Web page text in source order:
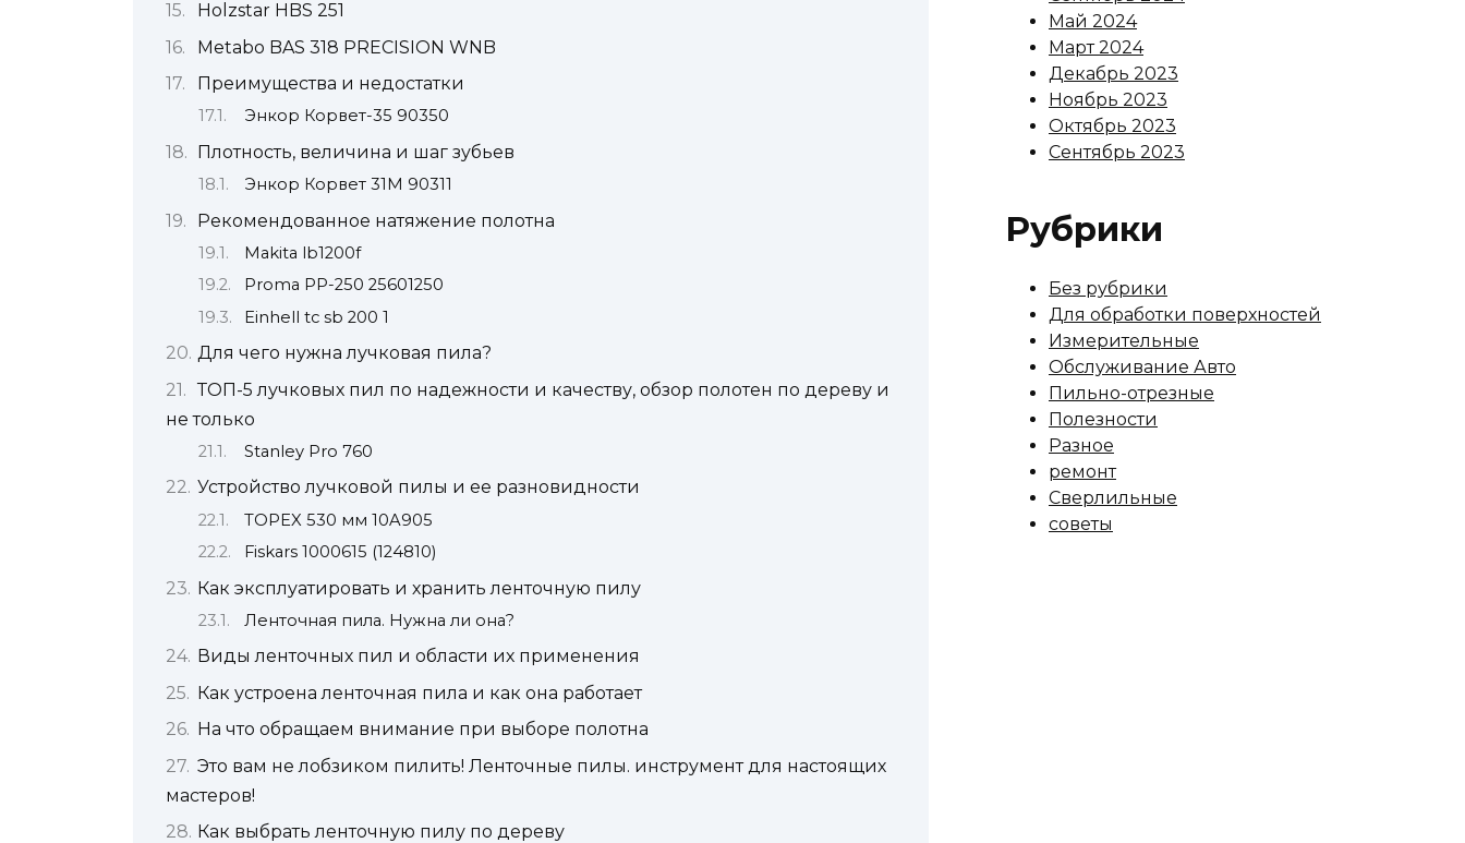
Holzstar HBS 251
Metabo BAS 318 PRECISION WNB
Преимущества и недостатки
Энкор Корвет-35 90350
Плотность, величина и шаг зубьев
Энкор Корвет 31М 90311
Рекомендованное натяжение полотна
Makita lb1200f
Proma PP-250 25601250
Einhell tc sb 200 1
Для чего нужна лучковая пила?
ТОП-5 лучковых пил по надежности и качеству, обзор полотен по дереву и
не только
Stanley Pro 760
Устройство лучковой пилы и ее разновидности
TOPEX 530 мм 10A905
Fiskars 1000615 (124810)
Как эксплуатировать и хранить ленточную пилу
Ленточная пила. Нужна ли она?
Виды ленточных пил и области их применения
Как устроена ленточная пила и как она работает
На что обращаем внимание при выборе полотна
Это вам не лобзиком пилить! Ленточные пилы. инструмент для настоящих
мастеров!
Как выбрать ленточную пилу по дереву
Май 2024
Март 2024
Декабрь 2023
Ноябрь 2023
Октябрь 2023
Сентябрь 2023
Рубрики
Без рубрики
Для обработки поверхностей
Измерительные
Обслуживание Авто
Пильно-отрезные
Полезности
Разное
ремонт
Сверлильные
советы